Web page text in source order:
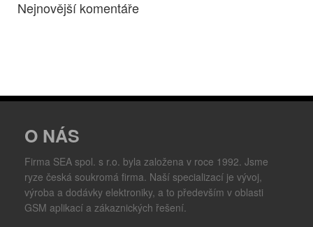
Nejnovější komentáře
O NÁS
Firma SEA spol. s r.o. byla založena v roce 1992. Jsme
ryze česká soukromá firma. Naší specializací je vývoj,
výroba a dodávky elektroniky, a to především v oblasti
GSM aplikací a zákaznických řešení.